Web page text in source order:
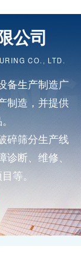
公司
CO., LTD.
备生产制造广
制造，并提供
碎筛分生产线
诊断、维修、
等。